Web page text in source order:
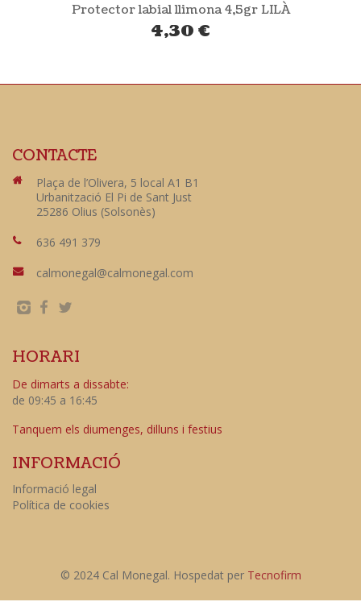
Protector labial llimona 4,5gr LILÀ
4,30 €
CONTACTE
Plaça de l’Olivera, 5 local A1 B1
Urbanització El Pi de Sant Just
25286 Olius (Solsonès)
636 491 379
calmonegal@calmonegal.com
HORARI
De dimarts a dissabte:
de 09:45 a 16:45
Tanquem els diumenges, dilluns i festius
INFORMACIÓ
Informació legal
Política de cookies
© 2024 Cal Monegal. Hospedat per Tecnofirm